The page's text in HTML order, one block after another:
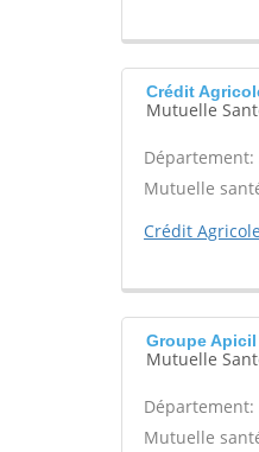
Crédit
Mutuelle
Département:
Mutuelle
Crédit
Groupe Apicil
Mutuelle
Département:
Mutuelle